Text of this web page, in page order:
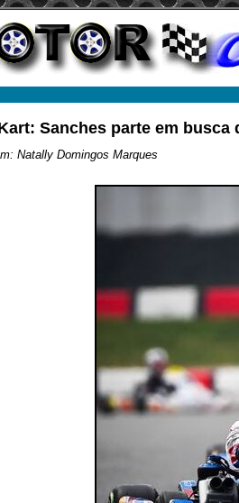
Sanches parte em busca
Natally Domingos Marques